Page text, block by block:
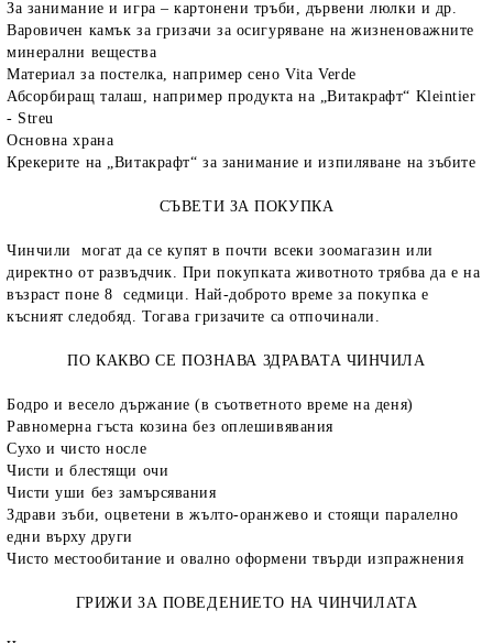
Flatazor,
За занимание и игра – картонени тръби, дървени люлки и др.
Варовичен камък за гризачи за осигуряване на жизненоважните
минерални вещества
Материал за постелка, например сеноVita Verde
Абсорбиращ талаш, например продукта на „Витакрафт“ Kleintier
- Streu
Основна храна
Крекерите на „Витакрафт“ за занимание и изпиляване на зъбите
СЪВЕТИ ЗА ПОКУПКА
Чинчили могат да се купят в почти всеки зоомагазин или
директно от развъдчик. При покупката животното трябва да е на
възраст поне 8 седмици. Най-доброто време за покупка е
късният следобяд. Тогава гризачите са отпочинали.
ПО КАКВО СЕ ПОЗНАВА ЗДРАВАТА ЧИНЧИЛА
Бодро и весело държание (в съответното време на деня)
Равномерна гъста козина без оплешивявания
Сухо и чисто носле
Чисти и блестящи очи
Чисти уши без замърсявания
Здрави зъби, оцветени в жълто-оранжево и стоящи паралелно
едни върху други
Чисто местообитание и овално оформени твърди изпражнения
ГРИЖИ ЗА ПОВЕДЕНИЕТО НА ЧИНЧИЛАТА